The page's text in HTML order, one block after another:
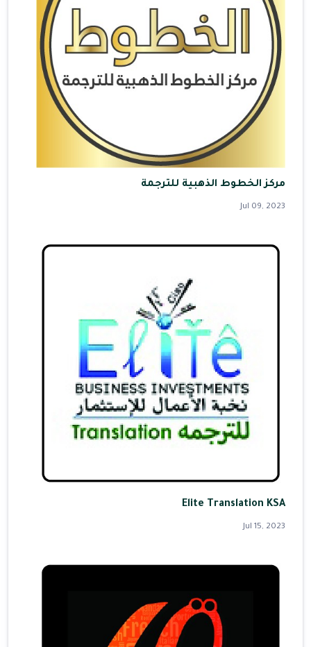
مركز الخطوط الذهبية للترجمة
Jul 09, 2023
Elite Translation KSA
Jul 15, 2023